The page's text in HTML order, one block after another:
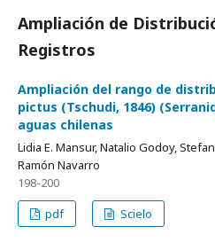
Ampliación de
Registros
Ampliación del rango de
pictus (Tschudi, 1846)
aguas chilenas
Lidia E. Mansur, Natalio Godoy,
Ramón Navarro
198-200
pdf
Scielo